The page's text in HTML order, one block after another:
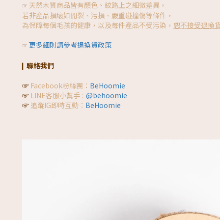
☞ 天然木質商品皆有顏色、紋路上之細微差異，
若非產品損壞如開裂、污損、嚴重碰撞傷等條件，
為保障每個毛孩的健康，以及每件產品不受污染， 恕不接受退換
☞ 更多細則請參考退換貨政策
聯絡我們
☞ Facebook粉絲團： BeHoomie
☞ LINE客服小幫手 : @behoomie
☞ 追蹤IG即時互動： BeHoomie